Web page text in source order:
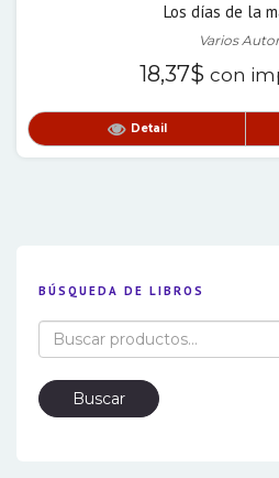
Los días de la
Varios
18,37$ con
Detail
BÚSQUEDA DE LIBROS
Buscar
por:
Buscar